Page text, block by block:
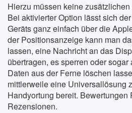
Hierzu müssen keine
Bei aktivierter Option lässt sich
Geräts ganz einfach über die
der Positionsanzeige kann man
lassen, eine Nachricht an das
übertragen, es sperren oder
Daten aus der Ferne löschen
mittlerweile eine Universallösung
Handyortung bereit. Bewertungen
Rezensionen.